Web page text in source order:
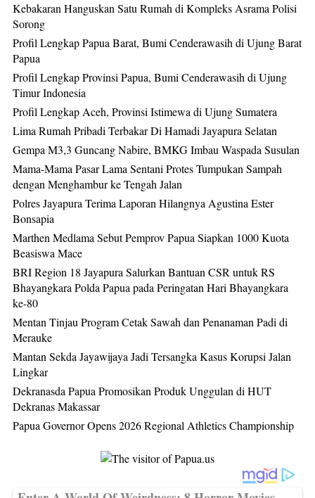
Kebakaran Hanguskan Satu Rumah di Kompleks Asrama Polisi
Sorong
Profil Lengkap Papua Barat, Bumi Cenderawasih di Ujung Barat
Papua
Profil Lengkap Provinsi Papua, Bumi Cenderawasih di Ujung
Timur Indonesia
Profil Lengkap Aceh, Provinsi Istimewa di Ujung Sumatera
Lima Rumah Pribadi Terbakar Di Hamadi Jayapura Selatan
Gempa M3,3 Guncang Nabire, BMKG Imbau Waspada Susulan
Mama-Mama Pasar Lama Sentani Protes Tumpukan Sampah
dengan Menghambur ke Tengah Jalan
Polres Jayapura Terima Laporan Hilangnya Agustina Ester
Bonsapia
Marthen Medlama Sebut Pemprov Papua Siapkan 1000 Kuota
Beasiswa Mace
BRI Region 18 Jayapura Salurkan Bantuan CSR untuk RS
Bhayangkara Polda Papua pada Peringatan Hari Bhayangkara
ke-80
Mentan Tinjau Program Cetak Sawah dan Penanaman Padi di
Merauke
Mantan Sekda Jayawijaya Jadi Tersangka Kasus Korupsi Jalan
Lingkar
Dekranasda Papua Promosikan Produk Unggulan di HUT
Dekranas Makassar
Papua Governor Opens 2026 Regional Athletics Championship